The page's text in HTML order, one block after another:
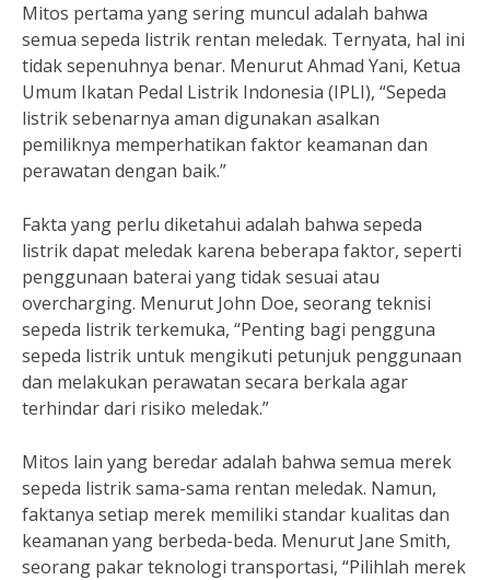
Mitos pertama yang sering muncul adalah bahwa
semua sepeda listrik rentan meledak. Ternyata, hal ini
tidak sepenuhnya benar. Menurut Ahmad Yani, Ketua
Umum Ikatan Pedal Listrik Indonesia (IPLI), “Sepeda
listrik sebenarnya aman digunakan asalkan
pemiliknya memperhatikan faktor keamanan dan
perawatan dengan baik.”
Fakta yang perlu diketahui adalah bahwa sepeda
listrik dapat meledak karena beberapa faktor, seperti
penggunaan baterai yang tidak sesuai atau
overcharging. Menurut John Doe, seorang teknisi
sepeda listrik terkemuka, “Penting bagi pengguna
sepeda listrik untuk mengikuti petunjuk penggunaan
dan melakukan perawatan secara berkala agar
terhindar dari risiko meledak.”
Mitos lain yang beredar adalah bahwa semua merek
sepeda listrik sama-sama rentan meledak. Namun,
faktanya setiap merek memiliki standar kualitas dan
keamanan yang berbeda-beda. Menurut Jane Smith,
seorang pakar teknologi transportasi, “Pilihlah merek